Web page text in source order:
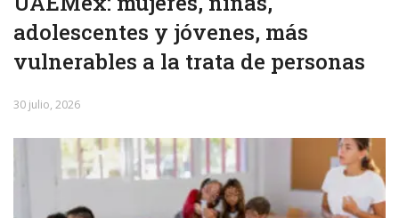
adolescentes y jóvenes, más
vulnerables a la trata de personas
30 julio, 2026